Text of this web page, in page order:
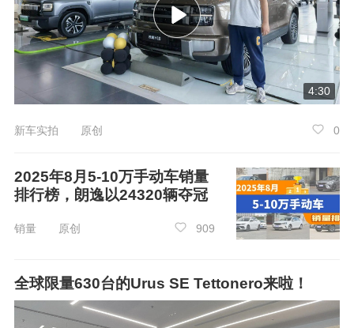
配置方面，这款车的配置相对丰富，在外观
的高分，舒适性和操控可能略有欠缺，大家可以
结合自己选车的侧重点评估购买。小编认为在内
饰仍有提高空间，尤其希望舒适性及操控能改
4:30
新车实拍 原创 0
2025年8月5-10万手动车销量
排行榜，朗逸以24320辆夺冠
销量 原创 909
全球限量630台的Urus SE Tettonero来啦！